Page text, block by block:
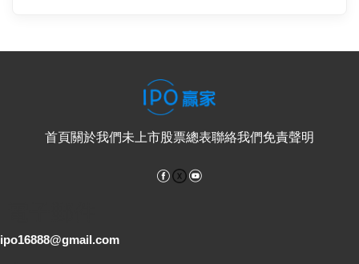
首頁關於我們未上市股票總表聯絡我們免責聲明
Facebook
ipo16888@gmail.com